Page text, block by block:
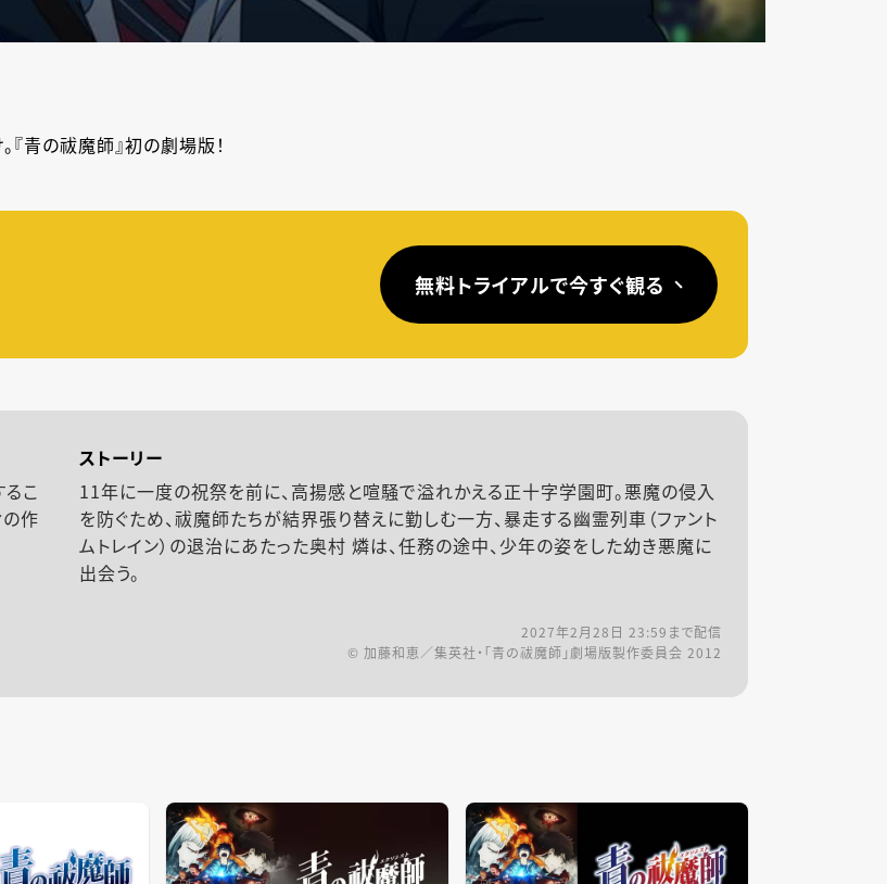
青の祓魔師』初の劇場版！
無料トライアルで今すぐ観る
こ
作
ストーリー
11年に一度の祝祭を前に、高揚感と喧騒で溢れかえる正十字学園町。悪魔の侵入
を防ぐため、祓魔師たちが結界張り替えに勤しむ一方、暴走する幽霊列車（ファント
ムトレイン）の退治にあたった奥村 燐は、任務の途中、少年の姿をした幼き悪魔に
出会う。
2027年2月28日 23:59 まで配信
© 加藤和恵／集英社・「青の祓魔師」劇場版製作委員会 2012